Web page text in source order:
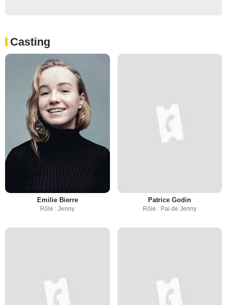
Casting
Emilie Bierre
Rôle : Jenny
Patrice Godin
Rôle : Pai de Jenny